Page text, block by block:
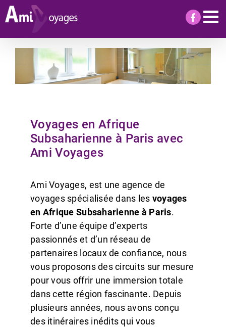
Passer
au
Voyages en Afrique
Subsaharienne à Paris avec
Ami Voyages
Ami Voyages, est une agence de
voyages spécialisée dans les voyages
en Afrique Subsaharienne à Paris.
Forte d’une équipe d’experts
passionnés et d’un réseau de
partenaires locaux de confiance, nous
vous proposons des circuits sur mesure
pour vous offrir une immersion totale
dans cette région fascinante. Depuis
plusieurs années, nous avons conçu
des itinéraires inédits qui vous